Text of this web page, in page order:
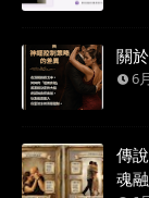
關
6
傳
魂